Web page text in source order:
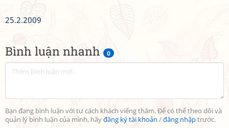
Bình luận nhanh 0
Bạn đang bình luận với tư cách khách viếng thăm. Để có thể theo dõi và
quản lý bình luận của mình, hãyđăng ký tài khoản /đăng nhậptrước.
25.2.2009